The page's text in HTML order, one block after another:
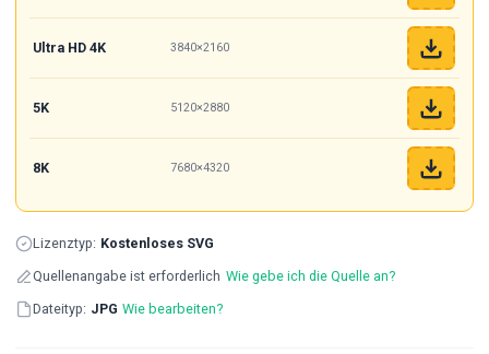
Ultra HD 4K 3840×2160
5K 5120×2880
8K 7680×4320
Lizenztyp: Kostenloses SVG
Quellenangabe ist erforderlich Wie gebe ich die Quelle an?
Dateityp: JPG Wie bearbeiten?